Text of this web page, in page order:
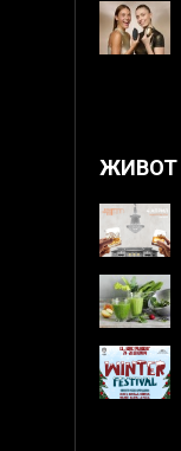
ЖИВОТ